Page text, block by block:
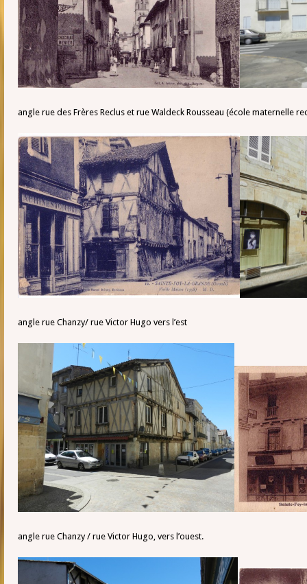
angle rue des Frères Reclus et rue Waldeck Rousseau (école maternelle
angle rue Chanzy/ rue Victor Hugo vers l’est
angle rue Chanzy / rue Victor Hugo, vers l’ouest.